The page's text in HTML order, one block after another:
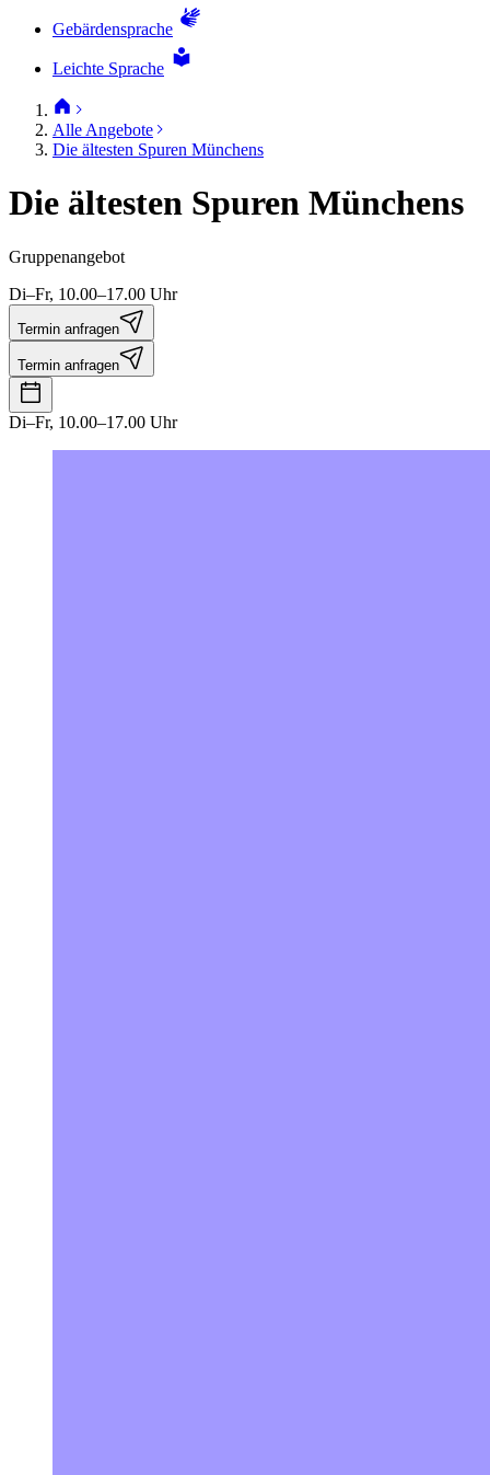
Gebärdensprache
Leichte Sprache
Alle Angebote
Die ältesten Spuren Münchens
Die ältesten Spuren Münchens
Gruppenangebot
Di–Fr, 10.00–17.00 Uhr
Termin anfragen
Termin anfragen
Di–Fr, 10.00–17.00 Uhr